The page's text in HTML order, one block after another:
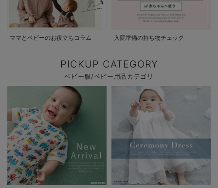
ママとベビーのお役立ちコラム 入院準備の持ち物チェック
PICKUP CATEGORY
ベビー服/ベビー用品カテゴリ